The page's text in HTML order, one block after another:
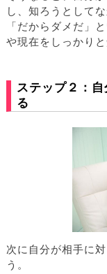
し、知ろうとして
「だからダメだ」
や現在をしっかり
ステップ２：
る
次に自分が相手に
う。